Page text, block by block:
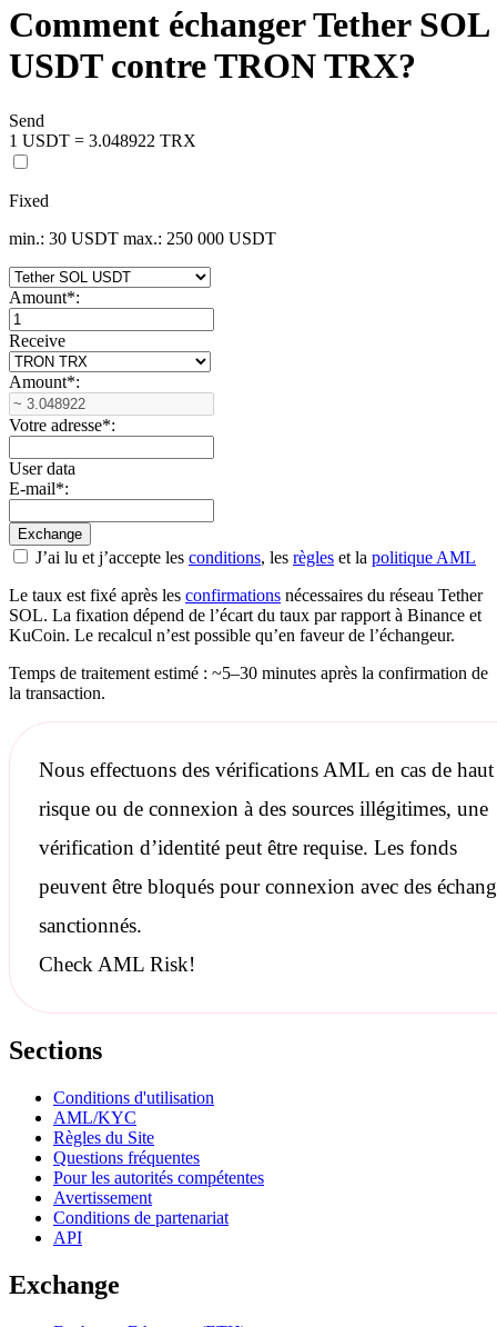
Comment échanger Tether SOL
USDT contre TRON TRX?
Send
1 USDT = 3.048922 TRX
Fixed
min.: 30 USDT max.: 250 000 USDT
Amount*:
Receive
Amount*:
Votre adresse*:
User data
E-mail*:
J’ai lu et j’accepte les conditions, les règles et la politique AML
Le taux est fixé après les confirmations nécessaires du réseau Tether
SOL. La fixation dépend de l’écart du taux par rapport à Binance et
KuCoin. Le recalcul n’est possible qu’en faveur de l’échangeur.
Temps de traitement estimé : ~5–30 minutes après la confirmation de
la transaction.
Nous effectuons des vérifications AMLen cas de haut
risque ou de connexion à des sources illégitimes, une
vérification d’identité peut être requise. Les fonds
peuvent être bloqués pour connexion avec des
sanctionnés.
Check AML Risk!
Sections
Conditions d'utilisation
AML/KYC
Règles du Site
Questions fréquentes
Pour les autorités compétentes
Avertissement
Conditions de partenariat
API
Exchange